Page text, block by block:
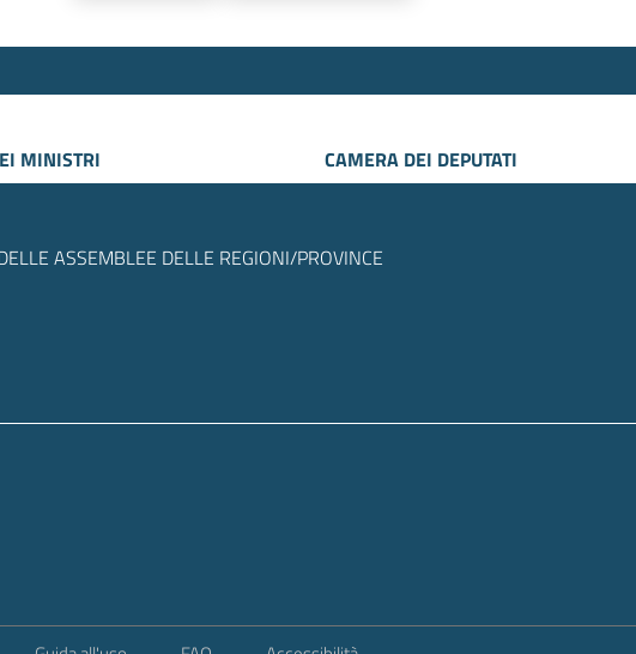
MINISTRI
CAMERA DEI DEPUTATI
ASSEMBLEE DELLE REGIONI/PROVINCE